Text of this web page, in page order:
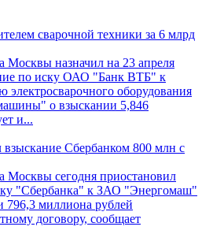
сварочной техники за 6 млрд
Москвы назначил на 23 апреля
по иску ОАО "Банк ВТБ" к
электросварочного оборудования
о взыскании 5,846
и...
Сбербанком 800 млн с
Москвы сегодня приостановил
"Сбербанка" к ЗАО "Энергомаш"
796,3 миллиона рублей
договору, сообщает